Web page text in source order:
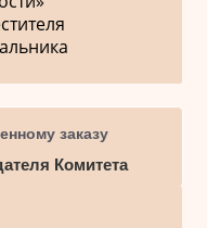
заказу
Комитета